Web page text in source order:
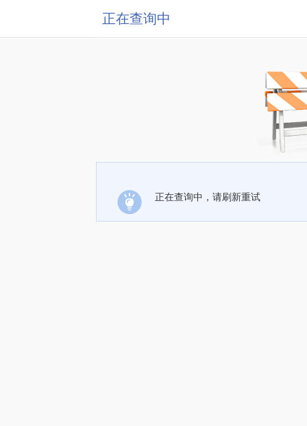
正在查询中
正在查询中，请刷新重试